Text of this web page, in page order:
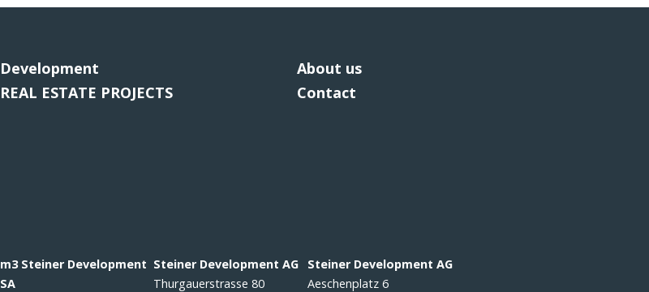
Development
REAL ESTATE PROJECTS
About us
Contact
m3 Steiner Development
SA
Steiner Development AG
Thurgauerstrasse 80
Steiner Development AG
Aeschenplatz 6